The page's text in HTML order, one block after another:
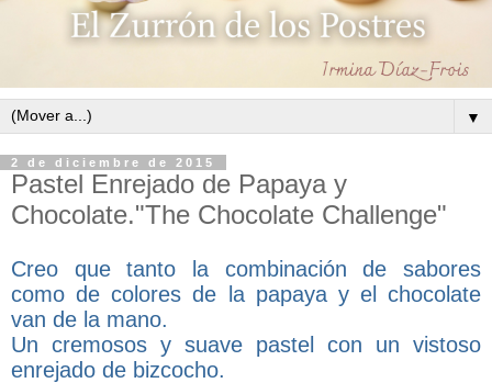
▼
2 de diciembre de 2015
Pastel Enrejado de Papaya y
Chocolate."The Chocolate Challenge"
Creo que tanto la combinación de sabores
como de colores de la papaya y el chocolate
van de la mano.
Un cremosos y suave pastel con un vistoso
enrejado de bizcocho.